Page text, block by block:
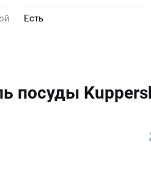
Есть
посуды